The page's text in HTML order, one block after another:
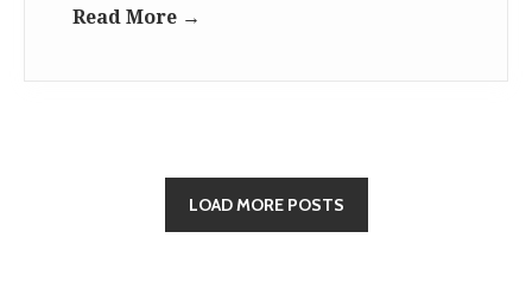
Read More →
LOAD MORE POSTS